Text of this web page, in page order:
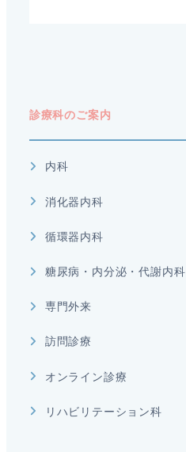
診療科のご案内
内科
消化器内科
循環器内科
糖尿病・内分泌・代謝内科
専門外来
訪問診療
オンライン診療
リハビリテーション科